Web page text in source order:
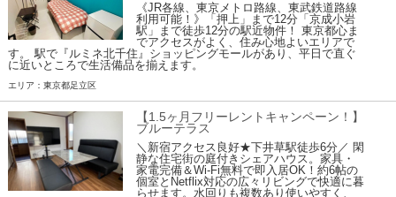
《JR各線、東京メトロ路線、東武鉄道路線
利用可能！》「押上」まで12分「京成小岩
駅」まで徒歩12分の駅近物件！ 東京都心ま
でアクセスがよく、住み心地よいエリアで
す。 駅で『ルミネ北千住』ショッピングモールがあり、平日で直ぐ
に近いところで生活備品を揃えます。
エリア：東京都足立区
【1.5ヶ月フリーレントキャンペーン！】
ブルーテラス
＼新宿アクセス良好★下井草駅徒歩6分／ 閑
静な住宅街の庭付きシェアハウス。家具・
家電完備＆Wi-Fi無料で即入居OK！約6帖の
個室とNetflix対応の広々リビングで快適に暮
らせます。水回りも複数あり使いやすく、